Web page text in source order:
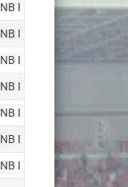
NB I
NB I
NB I
NB I
NB I
NB I
NB I